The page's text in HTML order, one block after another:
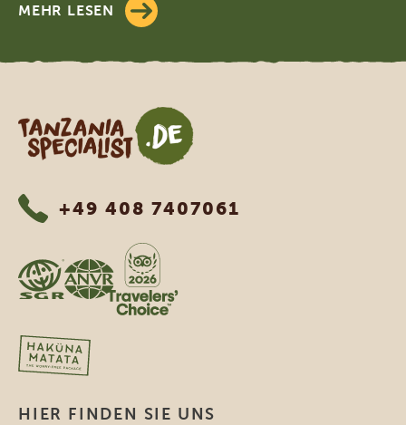
MEHR LESEN
Tanzania Specialist
+49 408 7407061
HIER FINDEN SIE UNS